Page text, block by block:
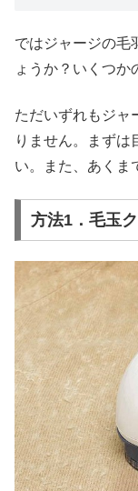
ではジャージの毛
ょうか？いくつか
ただいずれもジャ
りません。まずは
い。また、あくま
方法1．毛玉